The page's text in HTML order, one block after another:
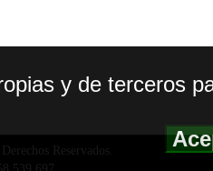
Reservados.
y de terceros